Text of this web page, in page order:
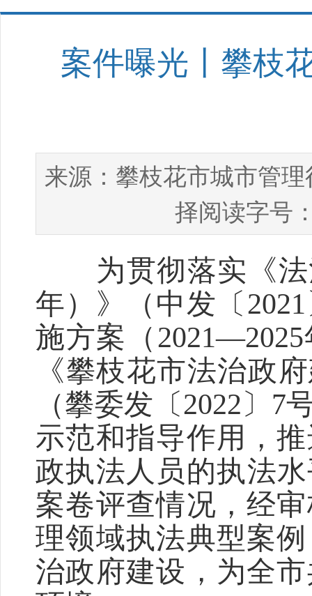
案件曝光〡攀枝
来源： 攀枝花市城市管
择阅读字号
为贯彻落实《法
年）》（中发〔
施方案（
《攀枝花市法治政
（攀委发〔2022〕
示范和指导作用，
政执法人员的执法
案卷评查情况，经
理领域执法典型案
治政府建设，为全